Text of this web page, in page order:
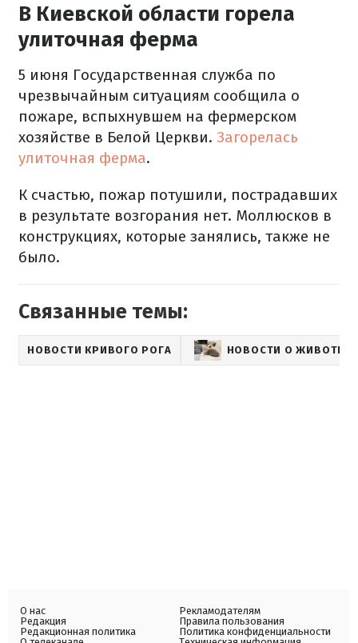
В Киевской области горела
улиточная ферма
5 июня Государственная служба по
чрезвычайным ситуациям сообщила о
пожаре, вспыхнувшем на фермерском
хозяйстве в Белой Церкви. Загорелась
улиточная ферма.
К счастью, пожар потушили, пострадавших
в результате возгорания нет. Моллюсков в
конструкциях, которые занялись, также не
было.
Связанные темы:
НОВОСТИ КРИВОГО РОГА НОВОСТИ О
О нас
Редакция
Редакционная политика
Рекламодателям
Правила пользования
Политика конфиденциальности